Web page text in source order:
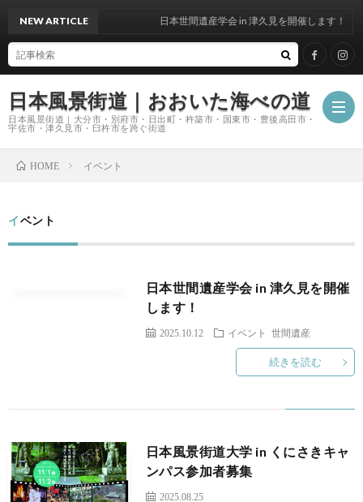
日本風景街道｜おおいた海べの道
日本風景街道｜大分市・別府市・日出町・杵築市・国東市・豊後高田市・
宇佐市・津久見市・臼杵市を跨ぐ街道
ム
た
い
実
NEW ARTICLE 日本世間遺産学会 in 津久見を開催します！
HOME イベント
イベント
日本世間遺産学会 in 津久見を開催
します！
2025.10.12 イベント 世間遺産
続きを読む
日本風景街道大学 in くにさきキャ
ンパス参加者募集
2025.08.25